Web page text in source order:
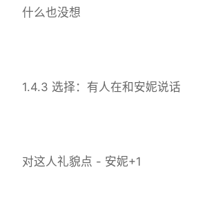
什么也没想
1.4.3 选择：有人在和安妮说话
对这人礼貌点 - 安妮+1